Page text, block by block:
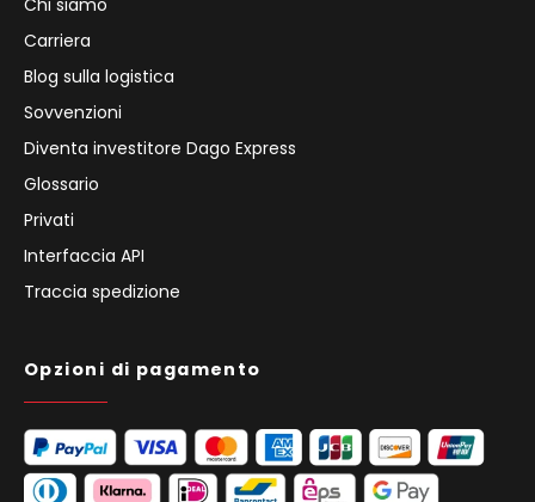
Chi siamo
Carriera
Blog sulla logistica
Sovvenzioni
Diventa investitore Dago Express
Glossario
Privati
Interfaccia API
Traccia spedizione
Opzioni di pagamento